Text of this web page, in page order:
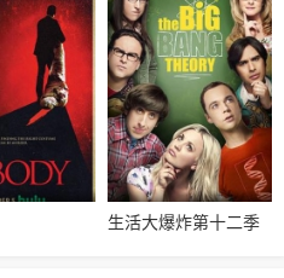
生活大爆炸第十二季